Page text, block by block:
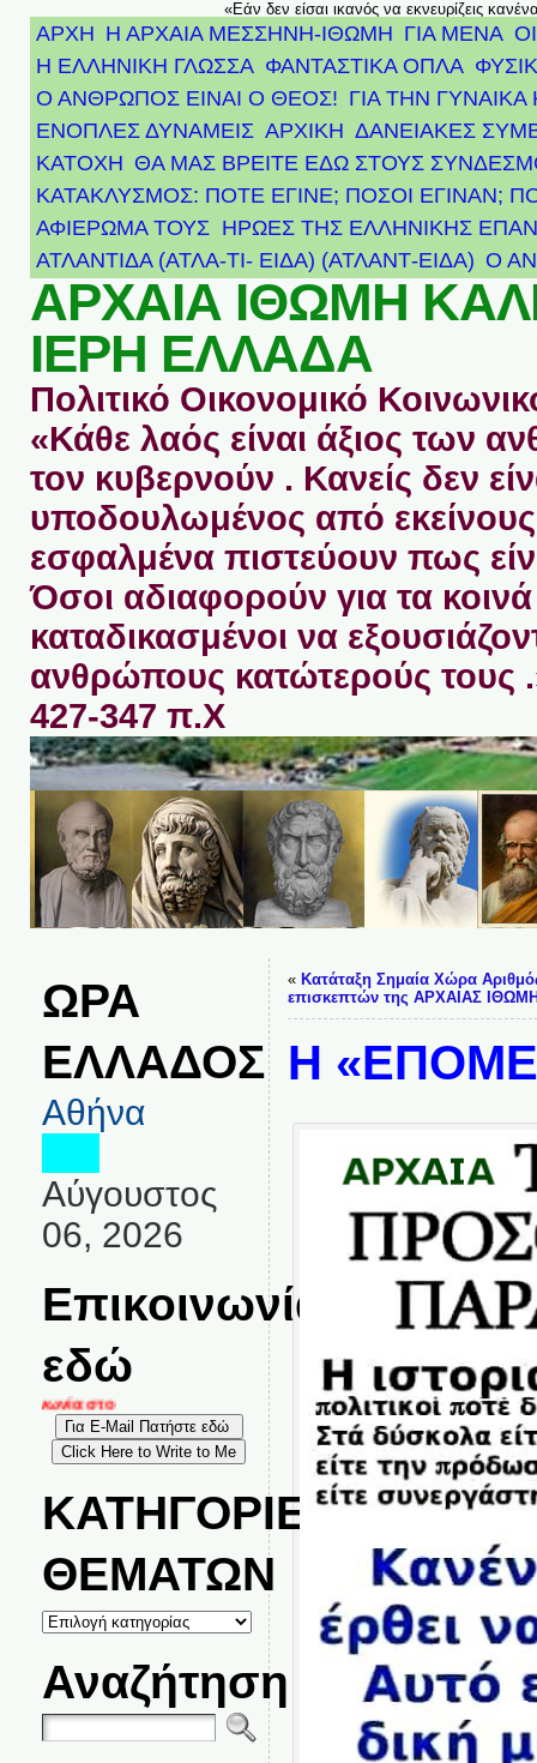
«Εάν δεν είσαι ικανός να εκνευρίζεις
ΑΡΧΗ Η ΑΡΧΑΙΑ ΜΕΣΣΗΝΗ-ΙΘΩΜΗ ΓΙΑ ΜΕΝΑ
Η ΕΛΛΗΝΙΚΗ ΓΛΩΣΣΑ ΦΑΝΤΑΣΤΙΚΑ ΟΠΛΑ
Ο ΑΝΘΡΩΠΟΣ ΕΙΝΑΙ Ο ΘΕΟΣ! ΓΙΑ ΤΗΝ ΓΥΝΑΙΚΑ
ΕΝΟΠΛΕΣ ΔΥΝΑΜΕΙΣ ΑΡΧΙΚΉ ΔΑΝΕΙΑΚΕΣ
ΚΑΤΟΧΗ ΘΑ ΜΑΣ ΒΡΕΙΤΕ ΕΔΩ ΣΤΟΥΣ
ΚΑΤΑΚΛΥΣΜΟΣ: ΠΟΤΕ ΕΓΙΝΕ; ΠΟΣΟΙ ΕΓΙΝΑΝ;
ΑΦΙΈΡΩΜΑ ΤΟΥΣ ΉΡΩΕΣ ΤΗΣ ΕΛΛΗΝΙΚΉΣ
ΑΤΛΑΝΤΊΔΑ (ΑΤΛΑ-ΤΙ- ΕΙΔΑ) (ΑΤΛΑΝΤ-ΕΙΔΑ) Ο
ΑΡΧΑΙΑ ΙΘΩΜΗ
ΙΕΡΗ ΕΛΛΑΔΑ
Πολιτικό Οικονομικό
«Κάθε λαός είναι άξιος των
τον κυβερνούν . Κανείς δεν
υποδουλωμένος από
εσφαλμένα πιστεύουν πως
Όσοι αδιαφορούν για τα κοινά
καταδικασμένοι να
ανθρώπους κατώτερούς τους
427-347 π.Χ
ΩΡΑ
ΕΛΛΑΔΟΣ
Αθήνα
Αύγουστος
06, 2026
Επικοινωνία
εδώ
στο
ΚΑΤΗΓΟΡΙΕΣ
ΘΕΜΑΤΩΝ
ΚΑΤΗΓΟΡΙΕΣ
ΘΕΜΑΤΩΝ
Αναζήτηση
« Κατάταξη Σημαία Χώρα
επισκεπτών της ΑΡΧΑΙΑΣ
Η